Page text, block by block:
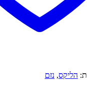
הליקס, נזם